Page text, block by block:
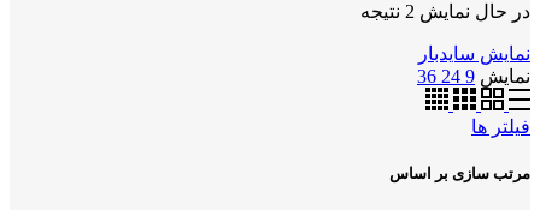
در حال نمایش 2 نتیجه
نمایش سایدبار
نمایش 9
24
36
فیلتر ها
مرتب سازی بر اساس